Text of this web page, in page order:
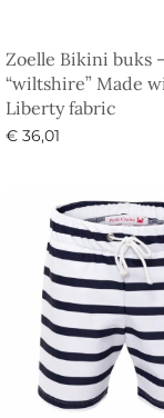
Zoelle Bikini buks
“wiltshire” Made
Liberty fabric
€ 36,01